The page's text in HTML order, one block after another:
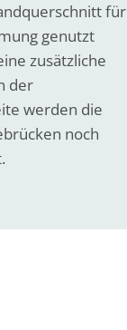
für
genutzt
zusätzliche
der
werden die
noch